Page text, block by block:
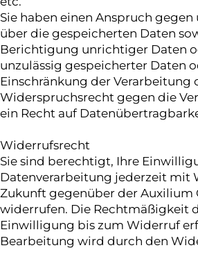
Sie haben einen Anspruch gegen
über die gespeicherten Daten
Berichtigung unrichtiger Daten
unzulässig gespeicherter Daten
Einschränkung der Verarbeitung
Widerspruchsrecht gegen die
ein Recht auf
Widerrufsrecht
Sie sind berechtigt, Ihre
Datenverarbeitung jederzeit mit
Zukunft gegenüber der Auxilium
widerrufen. Die Rechtmäßigkeit
Einwilligung bis zum Widerruf
Bearbeitung wird durch den